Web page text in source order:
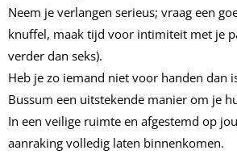
Neem je verlangen serieus; vraag een
knuffel, maak tijd voor intimiteit met je
verder dan seks).
Heb je zo iemand niet voor handen dan
Bussum een uitstekende manier om je
In een veilige ruimte en afgestemd op
aanraking volledig laten binnenkomen.